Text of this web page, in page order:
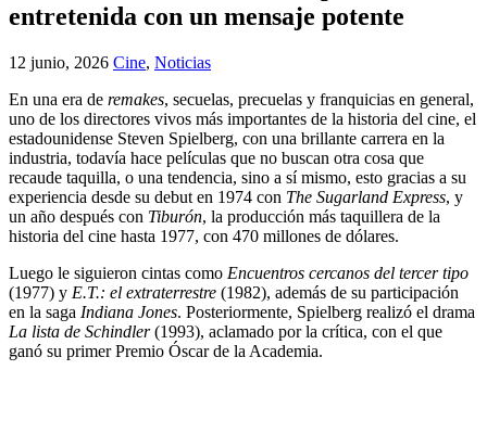
entretenida con un mensaje potente
12 junio, 2026 Cine, Noticias
En una era de remakes, secuelas, precuelas y franquicias en general,
uno de los directores vivos más importantes de la historia del cine, el
estadounidense Steven Spielberg, con una brillante carrera en la
industria, todavía hace películas que no buscan otra cosa que
recaude taquilla, o una tendencia, sino a sí mismo, esto gracias a su
experiencia desde su debut en 1974 con The Sugarland Express, y
un año después con Tiburón, la producción más taquillera de la
historia del cine hasta 1977, con 470 millones de dólares.
Luego le siguieron cintas como Encuentros cercanos del tercer tipo
(1977) y E.T.: el extraterrestre (1982), además de su participación
en la saga Indiana Jones. Posteriormente, Spielberg realizó el drama
La lista de Schindler(1993), aclamado por la crítica, con el que
ganó su primer Premio Óscar de la Academia.